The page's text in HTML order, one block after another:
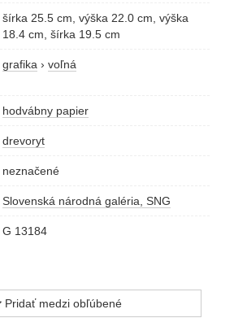
šírka 25.5 cm, výška 22.0 cm, výška
18.4 cm, šírka 19.5 cm
grafika › voľná
hodvábny papier
drevoryt
neznačené
Slovenská národná galéria, SNG
G 13184
Pridať medzi obľúbené